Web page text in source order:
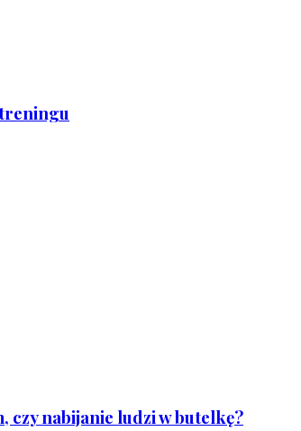
nabijanie ludzi w butelkę?